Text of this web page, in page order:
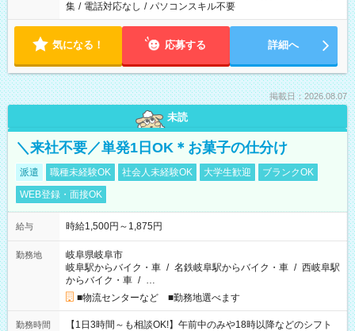
集 / 電話対応なし / パソコンスキル不要
気になる！ 応募する 詳細へ
掲載日：2026.08.07
未読
＼来社不要／単発1日OK＊お菓子の仕分け
派遣 職種未経験OK 社会人未経験OK 大学生歓迎
ブランクOK
WEB登録・面接OK
給与 時給1,500円～1,875円
勤務地
岐阜県岐阜市
岐阜駅からバイク・車 / 名鉄岐阜駅からバイク・車 / 西岐阜駅
からバイク・車 / …
■物流センターなど ■勤務地選べます
勤務時間
【1日3時間～も相談OK!】午前中のみや18時以降などのシフト